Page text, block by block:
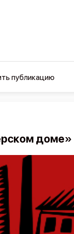
публикацию
доме»